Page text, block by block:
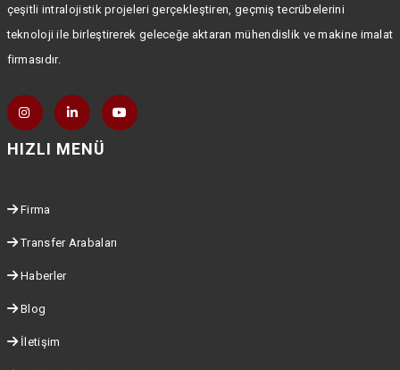
çeşitli intralojistik projeleri gerçekleştiren, geçmiş tecrübelerini
teknoloji ile birleştirerek geleceğe aktaran mühendislik ve makine imalat
firmasıdır.
HIZLI MENÜ
Firma
Transfer Arabaları
Haberler
Blog
İletişim